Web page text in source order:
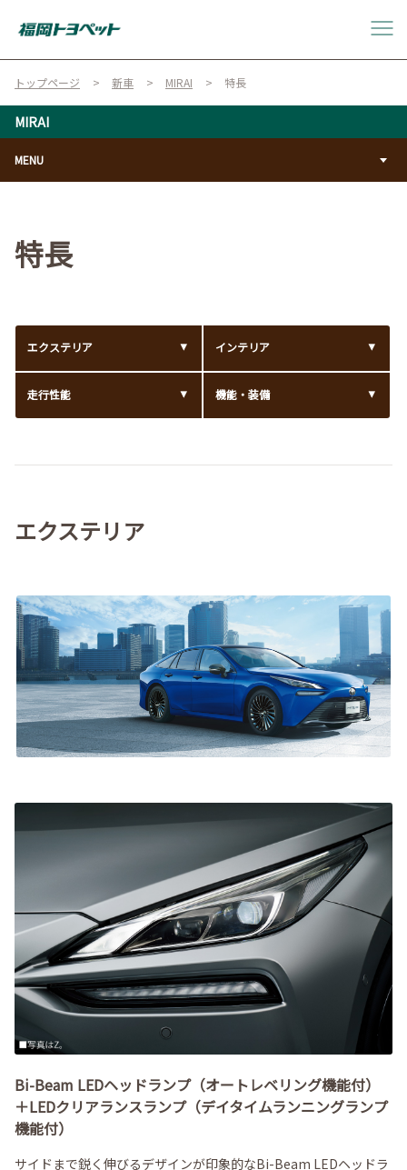
トップページ 新車 MIRAI 特長
MIRAI
MENU
特長
エクステリア インテリア
走行性能 機能・装備
エクステリア
Bi-Beam LEDヘッドランプ（オートレベリング機能付）
＋LEDクリアランスランプ（デイタイムランニングランプ
機能付）
サイドまで鋭く伸びるデザインが印象的なBi-Beam LEDヘッドラ